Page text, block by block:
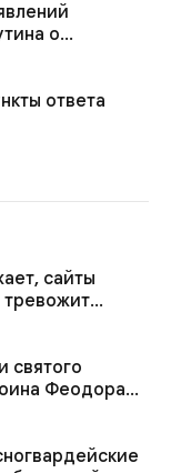
о
ответа
сайты
тревожит
святого
Феодора
в